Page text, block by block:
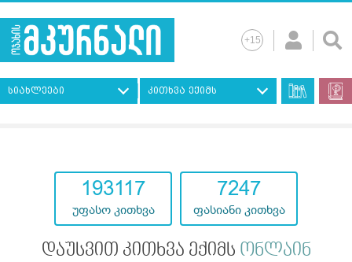
სიახლეები კითხვა ექიმს
193117
უფასო კითხვა
7247
ფასიანი კითხვა
დაუსვით კითხვა ექიმს ონლაინ